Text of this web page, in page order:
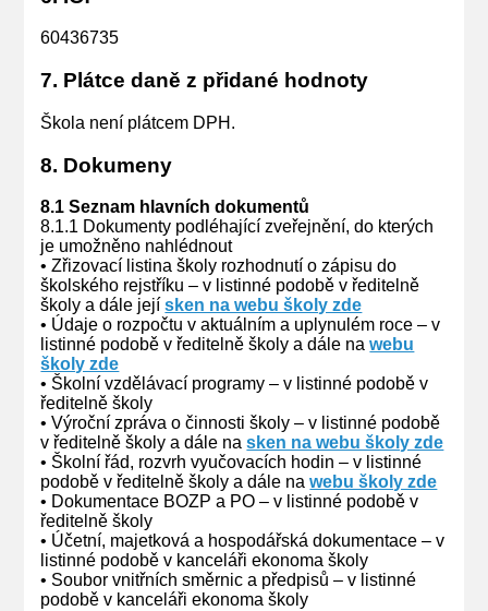
60436735
7. Plátce daně z přidané hodnoty
Škola není plátcem DPH.
8. Dokumeny
8.1 Seznam hlavních dokumentů
8.1.1 Dokumenty podléhající zveřejnění, do kterých
je umožněno nahlédnout
• Zřizovací listina školy rozhodnutí o zápisu do
školského rejstříku – v listinné podobě v ředitelně
školy a dále jejísken na webu školy zde
• Údaje o rozpočtu v aktuálním a uplynulém roce – v
listinné podobě v ředitelně školy a dále nawebu
školy zde
• Školní vzdělávací programy – v listinné podobě v
ředitelně školy
• Výroční zpráva o činnosti školy – v listinné podobě
v ředitelně školy a dále nasken na webu školy zde
• Školní řád, rozvrh vyučovacích hodin – v listinné
podobě v ředitelně školy a dále nawebu školy zde
• Dokumentace BOZP a PO – v listinné podobě v
ředitelně školy
• Účetní, majetková a hospodářská dokumentace – v
listinné podobě v kanceláři ekonoma školy
• Soubor vnitřních směrnic a předpisů – v listinné
podobě v kanceláři ekonoma školy